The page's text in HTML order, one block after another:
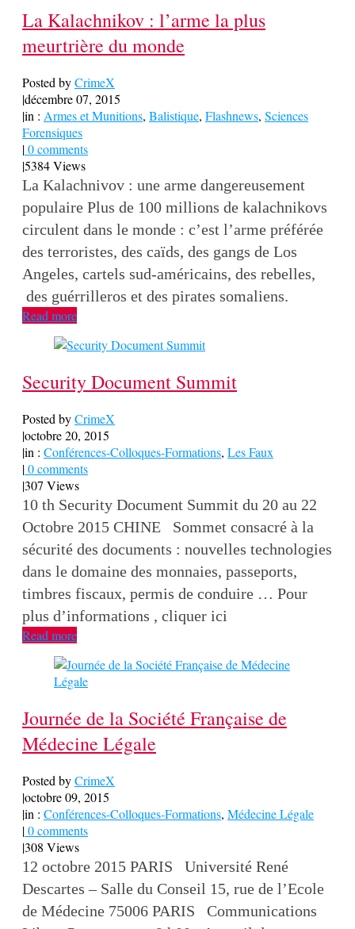
La Kalachnikov : l’arme la plus
meurtrière du monde
Posted byCrimeX
|décembre 07, 2015
|in : Armes et Munitions, Balistique, Flashnews, Sciences
Forensiques
|0 comments
|5384 Views
La Kalachnivov : une arme dangereusement
populaire Plus de 100 millions de kalachnikovs
circulent dans le monde : c’est l’arme préférée
des terroristes, des caïds, des gangs de Los
Angeles, cartels sud-américains, des rebelles,
des guérrilleros et des pirates somaliens.
Read more
Security Document Summit
Posted byCrimeX
|octobre 20, 2015
|in : Conférences-Colloques-Formations, Les Faux
|0 comments
|307 Views
10 th Security Document Summit du 20 au 22
Octobre 2015 CHINE Sommet consacré à la
sécurité des documents : nouvelles technologies
dans le domaine des monnaies, passeports,
timbres fiscaux, permis de conduire … Pour
plus d’informations , cliquer ici
Read more
Journée de la Société Française de
Médecine Légale
Posted byCrimeX
|octobre 09, 2015
|in : Conférences-Colloques-Formations, Médecine Légale
|0 comments
|308 Views
12 octobre 2015 PARIS Université René
Descartes – Salle du Conseil 15, rue de l’Ecole
de Médecine 75006 PARIS Communications